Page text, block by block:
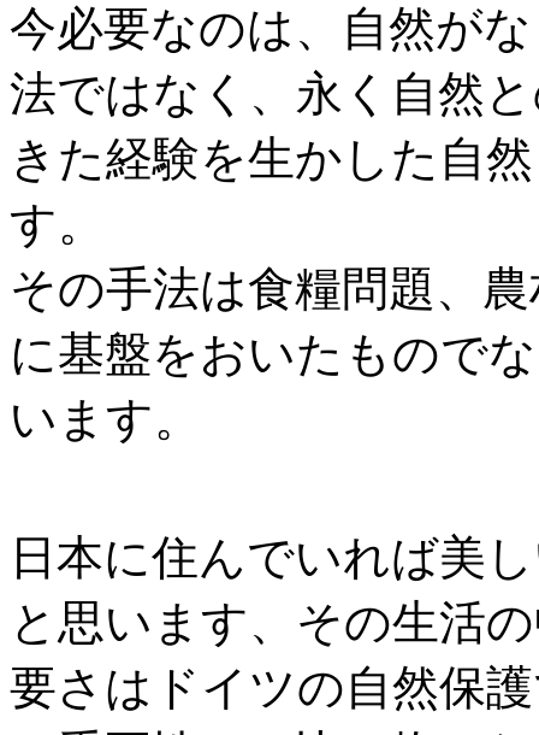
今必要なのは、自然が
法ではなく、永く自然
きた経験を生かした自
す。
その手法は食糧問題、
に基盤をおいたもので
います。
日本に住んでいれば美
と思います、その生活
要さはドイツの自然保